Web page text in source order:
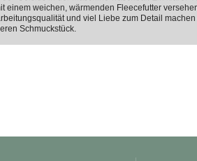
einem weichen, wärmenden Fleecefutter
und viel Liebe zum Detail
Schmuckstück.